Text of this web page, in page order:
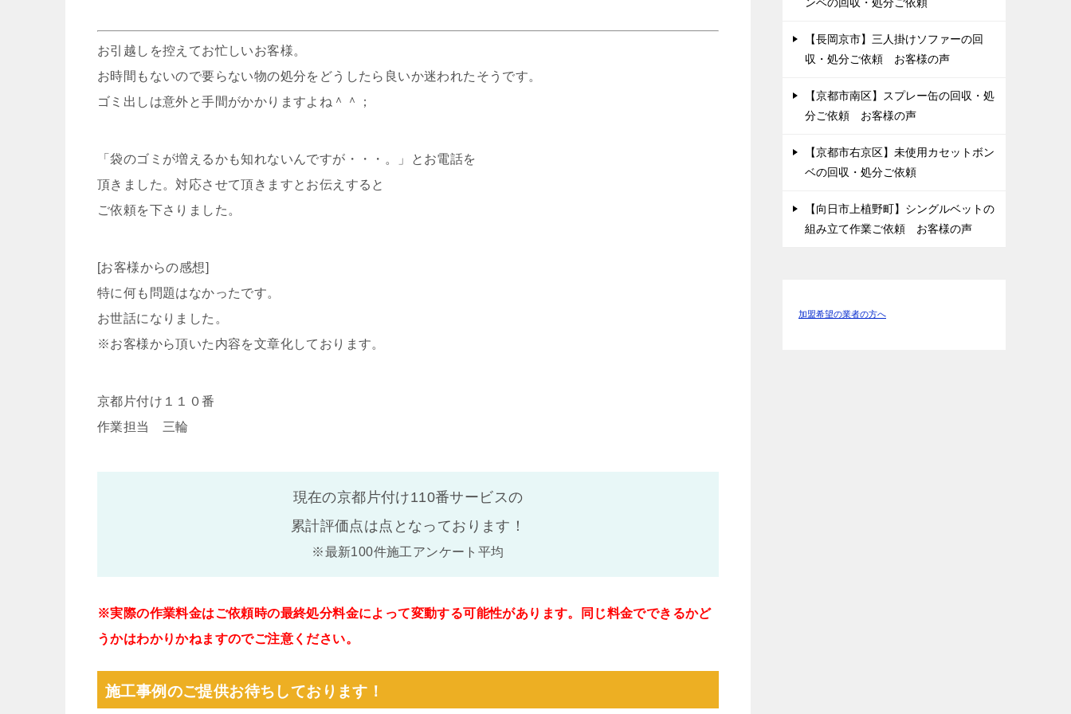
お引越しを控えてお忙しいお客様。
お時間もないので要らない物の処分をどうしたら良いか迷われたそうです。
ゴミ出しは意外と手間がかかりますよね＾＾；
「袋のゴミが増えるかも知れないんですが・・・。」とお電話を
頂きました。対応させて頂きますとお伝えすると
ご依頼を下さりました。
[お客様からの感想]
特に何も問題はなかったです。
お世話になりました。
※お客様から頂いた内容を文章化しております。
京都片付け１１０番
作業担当 三輪
現在の京都片付け110番サービスの
累計評価点は点となっております！
※最新100件施工アンケート平均
※実際の作業料金はご依頼時の最終処分料金によって変動する可能性があります。同じ料金でできるかど
うかはわかりかねますのでご注意ください。
施工事例のご提供お待ちしております！
【長岡京市】三人掛けソファーの回
収・処分ご依頼 お客様の声
【京都市南区】スプレー缶の回収・処
分ご依頼 お客様の声
【京都市右京区】未使用カセットボン
ベの回収・処分ご依頼
【向日市上植野町】シングルベットの
組み立て作業ご依頼 お客様の声
加盟希望の業者の方へ